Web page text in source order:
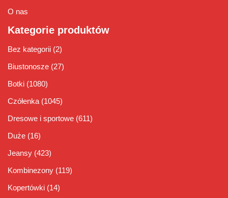
O nas
Kategorie produktów
Bez kategorii (2)
Biustonosze (27)
Botki (1080)
Czółenka (1045)
Dresowe i sportowe (611)
Duże (16)
Jeansy (423)
Kombinezony (119)
Kopertówki (14)